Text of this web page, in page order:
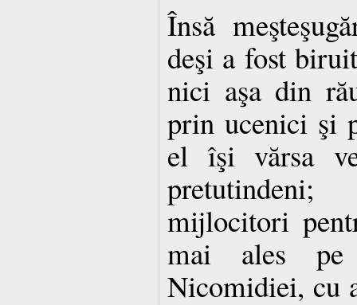
Însă
deşi a fost
nici aşa din
prin ucenici şi
el îşi vărsa
mijlocitori
mai ales pe
Nicomidiei, cu